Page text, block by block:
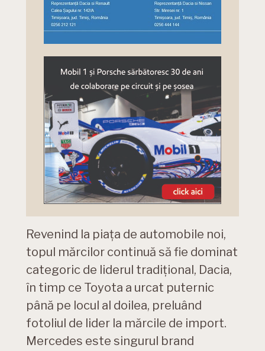
Revenind la piața de automobile noi,
topul mărcilor continuă să fie dominat
categoric de liderul tradițional, Dacia,
în timp ce Toyota a urcat puternic
până pe locul al doilea, preluând
fotoliul de lider la mărcile de import.
Mercedes este singurul brand